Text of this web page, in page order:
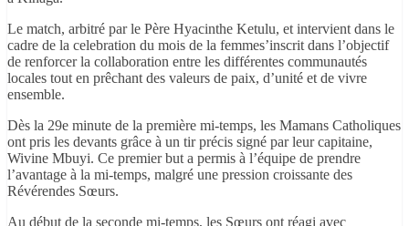
Le match, arbitré par le Père Hyacinthe Ketulu, et intervient dans le
cadre de la celebration du mois de la femmes’inscrit dans l’objectif
de renforcer la collaboration entre les différentes communautés
locales tout en prêchant des valeurs de paix, d’unité et de vivre
ensemble.
Dès la 29e minute de la première mi-temps, les Mamans Catholiques
ont pris les devants grâce à un tir précis signé par leur capitaine,
Wivine Mbuyi. Ce premier but a permis à l’équipe de prendre
l’avantage à la mi-temps, malgré une pression croissante des
Révérendes Sœurs.
Au début de la seconde mi-temps, les Sœurs ont réagi avec